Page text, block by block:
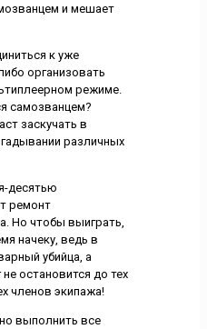
и мешает
к уже
организовать
режиме.
самозванцем?
заскучать в
различных
десятью
ремонт
Но чтобы выиграть,
начеку, ведь в
убийца, а
остановится до тех
членов экипажа!
выполнить все